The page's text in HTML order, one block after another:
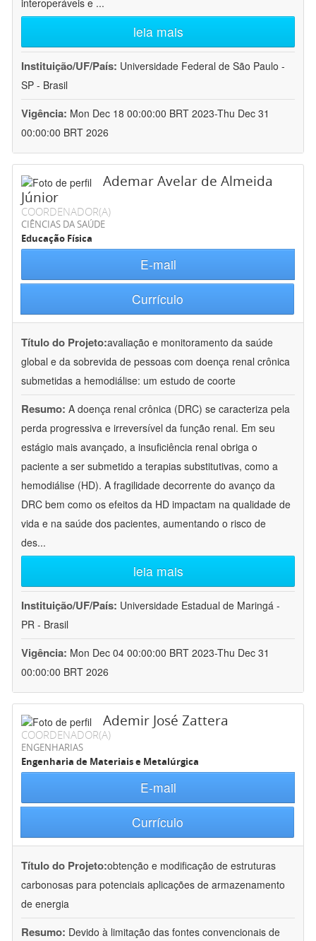
interoperáveis e ...
leia mais
Instituição/UF/País: Universidade Federal de São Paulo -
SP - Brasil
Vigência: Mon Dec 18 00:00:00 BRT 2023-Thu Dec 31
00:00:00 BRT 2026
Ademar Avelar de Almeida
Júnior
COORDENADOR(A)
CIÊNCIAS DA SAÚDE
Educação Física
E-mail
Currículo
Título do Projeto:avaliação e monitoramento da saúde
global e da sobrevida de pessoas com doença renal crônica
submetidas a hemodiálise: um estudo de coorte
Resumo: A doença renal crônica (DRC) se caracteriza pela
perda progressiva e irreversível da função renal. Em seu
estágio mais avançado, a insuficiência renal obriga o
paciente a ser submetido a terapias substitutivas, como a
hemodiálise (HD). A fragilidade decorrente do avanço da
DRC bem como os efeitos da HD impactam na qualidade de
vida e na saúde dos pacientes, aumentando o risco de
des...
leia mais
Instituição/UF/País: Universidade Estadual de Maringá -
PR - Brasil
Vigência: Mon Dec 04 00:00:00 BRT 2023-Thu Dec 31
00:00:00 BRT 2026
Ademir José Zattera
COORDENADOR(A)
ENGENHARIAS
Engenharia de Materiais e Metalúrgica
E-mail
Currículo
Título do Projeto:obtenção e modificação de estruturas
carbonosas para potenciais aplicações de armazenamento
de energia
Resumo: Devido à limitação das fontes convencionais de